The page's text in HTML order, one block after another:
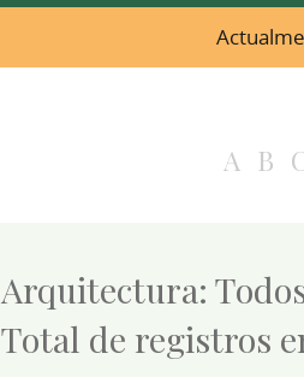
A B
Arquitectura:
Total de registros